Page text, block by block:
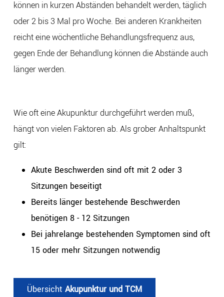
können in kurzen Abständen behandelt werden, täglich
oder 2 bis 3 Mal pro Woche. Bei anderen Krankheiten
reicht eine wöchentliche Behandlungsfrequenz aus,
gegen Ende der Behandlung können die Abstände auch
länger werden.
Wie oft eine Akupunktur durchgeführt werden muß,
hängt von vielen Faktoren ab. Als grober Anhaltspunkt
gilt:
Akute Beschwerden sind oft mit 2 oder 3
Sitzungen beseitigt
Bereits länger bestehende Beschwerden
benötigen 8 - 12 Sitzungen
Bei jahrelange bestehenden Symptomen sind oft
15 oder mehr Sitzungen notwendig
Übersicht Akupunktur und TCM